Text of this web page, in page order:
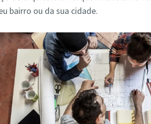
bairro ou da sua cidade.